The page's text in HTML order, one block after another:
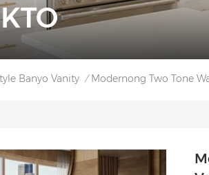
Banyo Vanity / Modernong Two Tone